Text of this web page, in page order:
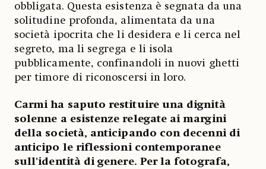
obbligata. Questa esistenza è segnata da una
solitudine profonda, alimentata da una
società ipocrita che li desidera e li cerca nel
segreto, ma li segrega e li isola
pubblicamente, confinandoli in nuovi ghetti
per timore di riconoscersi in loro.
Carmi ha saputo restituire una dignità
solenne a esistenze relegate ai margini
della società, anticipando con decenni di
anticipo le riflessioni contemporanee
sull'identità di genere. Per la fotografa,